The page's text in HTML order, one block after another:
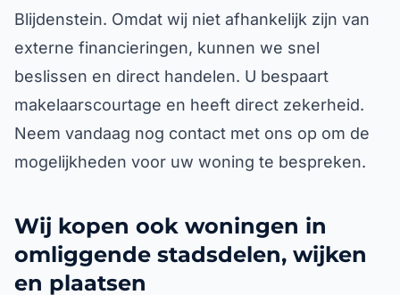
Blijdenstein. Omdat wij niet afhankelijk zijn van
externe financieringen, kunnen we snel
beslissen en direct handelen. U bespaart
makelaarscourtage en heeft direct zekerheid.
Neem vandaag nog contact met ons op om de
mogelijkheden voor uw woning te bespreken.
Wij kopen ook woningen in
omliggende stadsdelen, wijken
en plaatsen